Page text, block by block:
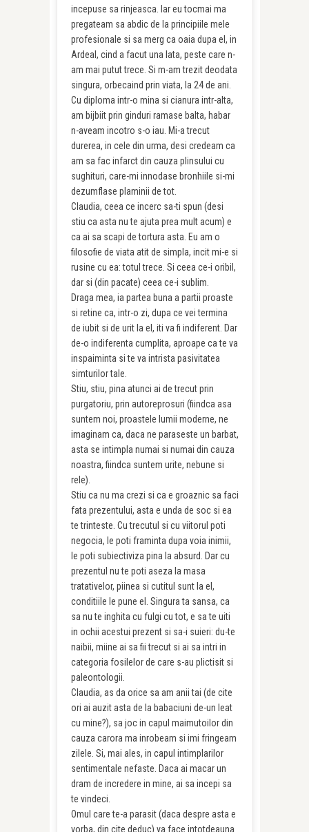
incepuse sa rinjeasca. Iar eu tocmai ma
pregateam sa abdic de la principiile mele
profesionale si sa merg ca oaia dupa el, in
Ardeal, cind a facut una lata, peste care n-
am mai putut trece. Si m-am trezit deodata
singura, orbecaind prin viata, la 24 de ani.
Cu diploma intr-o mina si cianura intr-alta,
am bijbiit prin ginduri ramase balta, habar
n-aveam incotro s-o iau. Mi-a trecut
durerea, in cele din urma, desi credeam ca
am sa fac infarct din cauza plinsului cu
sughituri, care-mi innodase bronhiile si-mi
dezumflase plaminii de tot.
Claudia, ceea ce incerc sa-ti spun (desi
stiu ca asta nu te ajuta prea mult acum) e
ca ai sa scapi de tortura asta. Eu am o
filosofie de viata atit de simpla, incit mi-e si
rusine cu ea: totul trece. Si ceea ce-i oribil,
dar si (din pacate) ceea ce-i sublim.
Draga mea, ia partea buna a partii proaste
si retine ca, intr-o zi, dupa ce vei termina
de iubit si de urit la el, iti va fi indiferent. Dar
de-o indiferenta cumplita, aproape ca te va
inspaiminta si te va intrista pasivitatea
simturilor tale.
Stiu, stiu, pina atunci ai de trecut prin
purgatoriu, prin autoreprosuri (fiindca asa
suntem noi, proastele lumii moderne, ne
imaginam ca, daca ne paraseste un barbat,
asta se intimpla numai si numai din cauza
noastra, fiindca suntem urite, nebune si
rele).
Stiu ca nu ma crezi si ca e groaznic sa faci
fata prezentului, asta e unda de soc si ea
te trinteste. Cu trecutul si cu viitorul poti
negocia, le poti framinta dupa voia inimii,
le poti subiectiviza pina la absurd. Dar cu
prezentul nu te poti aseza la masa
tratativelor, piinea si cutitul sunt la el,
conditiile le pune el. Singura ta sansa, ca
sa nu te inghita cu fulgi cu tot, e sa te uiti
in ochii acestui prezent si sa-i suieri: du-te
naibii, miine ai sa fii trecut si ai sa intri in
categoria fosilelor de care s-au plictisit si
paleontologii.
Claudia, as da orice sa am anii tai (de cite
ori ai auzit asta de la babaciuni de-un leat
cu mine?), sa joc in capul maimutoilor din
cauza carora ma inrobeam si imi fringeam
zilele. Si, mai ales, in capul intimplarilor
sentimentale nefaste. Daca ai macar un
dram de incredere in mine, ai sa incepi sa
te vindeci.
Omul care te-a parasit (daca despre asta e
vorba, din cite deduc) va face intotdeauna